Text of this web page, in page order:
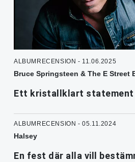
ALBUMRECENSION - 11.06.2025
Bruce Springsteen & The E Street
Ett kristallklart statement
ALBUMRECENSION - 05.11.2024
Halsey
En fest där alla vill